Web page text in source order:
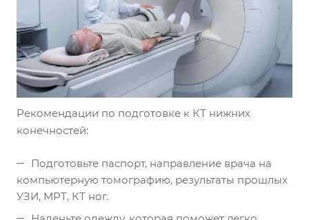
Рекомендации по подготовке к КТ нижних
конечностей:
Подготовьте паспорт, направление врача на
компьютерную томографию, результаты прошлых
УЗИ, МРТ, КТ ног.